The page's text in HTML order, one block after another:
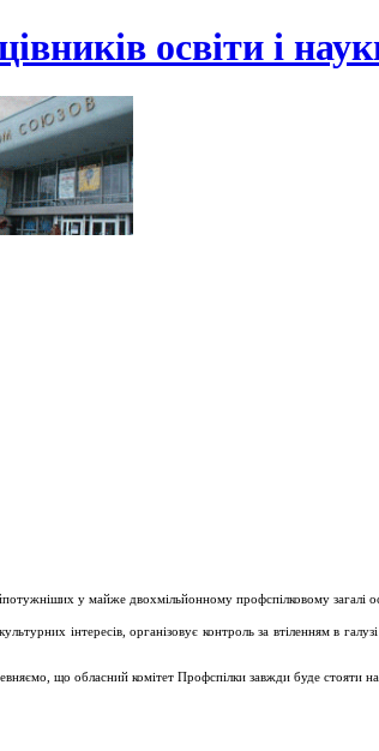
освіти і
у майже двохмільйонному профспілковому загалі
інтересів, організовує контроль за втіленням в галузі
що обласний комітет Профспілки завжди буде стояти